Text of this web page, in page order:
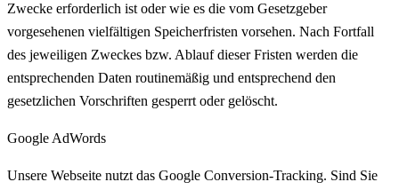
Zwecke erforderlich ist oder wie es die vom Gesetzgeber
vorgesehenen vielfältigen Speicherfristen vorsehen. Nach Fortfall
des jeweiligen Zweckes bzw. Ablauf dieser Fristen werden die
entsprechenden Daten routinemäßig und entsprechend den
gesetzlichen Vorschriften gesperrt oder gelöscht.
Google AdWords
Unsere Webseite nutzt das Google Conversion-Tracking. Sind Sie